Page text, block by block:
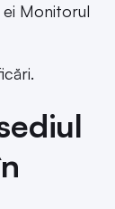
Monitorul